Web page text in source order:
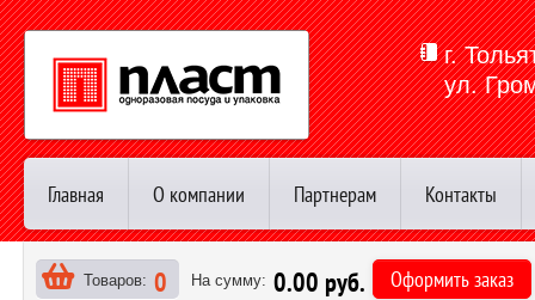
г.
ул.
Главная О компании Партнерам Контакты
Товаров: 0 На сумму: 0.00 руб. Оформить заказ